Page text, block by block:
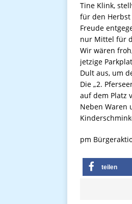
Tine Klink,
für den
Freude
nur Mittel für
Wir wären
jetzige
Dult aus, um
Die „2.
auf dem Platz
Neben Waren
pm
teilen